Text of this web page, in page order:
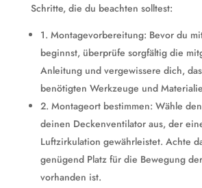
Schritte, die du beachten solltest:
1. Montagevorbereitung: Bevor du
beginnst, überprüfe sorgfältig die
Anleitung und vergewissere dich,
benötigten Werkzeuge und
2. Montageort bestimmen: Wähle
deinen Deckenventilator aus, der
Luftzirkulation gewährleistet. Achte
genügend Platz für die Bewegung
vorhanden ist.